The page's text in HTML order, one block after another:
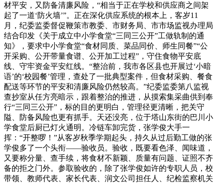
材平安，又防备清廉风险，“相当于正在学校和供应商之间架
起了一道‘防火墙’”。正在深化供应系统的根本上，客岁11
月，纪委监委督促鞭策市教委、市财务局、市市场监视办理局
结合印发《关于成立中小学食堂“三同三公开”工做轨制的通
知》，要求中小学食堂“食材同质、菜品同价、师生同餐”“公
开采购、公开带量食谱、公开加工过程”，守住食物平安底
线、守牢资金平安红线。“整治前，我市各区县也开展过‘小暗
语’的‘校园餐’管理，查处了一批典型案件，但食材采购、餐食
配送等环节的平安和清廉风险仍然较高。”纪委监委第八监视
查抄室从任方亮暗示，跟着整治的推进，从摸索集采曲供到奉
行“三同三公开”，标的目的更明白，管理径更清晰，把关守
隘、防备风险也更有抓手。天还没亮，位于塔山东街的巴川小
学食堂后厨已灯火通明。冷链车卸完货，张学俊大手一
挥：“开整啰！”从客岁秋季学期起头，持久从过后勤工做的张
学俊多了一个头衔——验收员。验收，既要看色泽、闻味道，
又要称分量、查手续，将食材不新颖、质量有问题、证照不齐
备的拒之门外。参取验收的，除了张学俊如许的专职人员，校
带领、教师代表、家长代表、润文公司担任人、纪检监察机关